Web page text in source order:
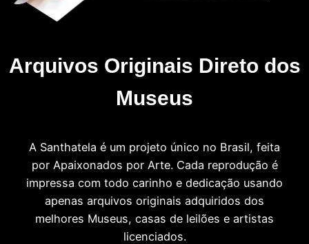
Arquivos Originais Direto dos
Museus
A Santhatela é um projeto único no Brasil, feita
por Apaixonados por Arte. Cada reprodução é
impressa com todo carinho e dedicação usando
apenas arquivos originais adquiridos dos
melhores Museus, casas de leilões e artistas
licenciados.